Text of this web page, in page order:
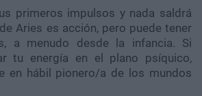
primeros impulsos y nada saldrá
Aries es acción, pero puede tener
a menudo desde la infancia. Si
tu energía en el plano psíquico,
en hábil pionero/a de los mundos